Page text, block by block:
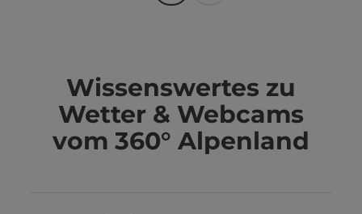
Wissenswertes zu
Wetter & Webcams
vom 360° Alpenland